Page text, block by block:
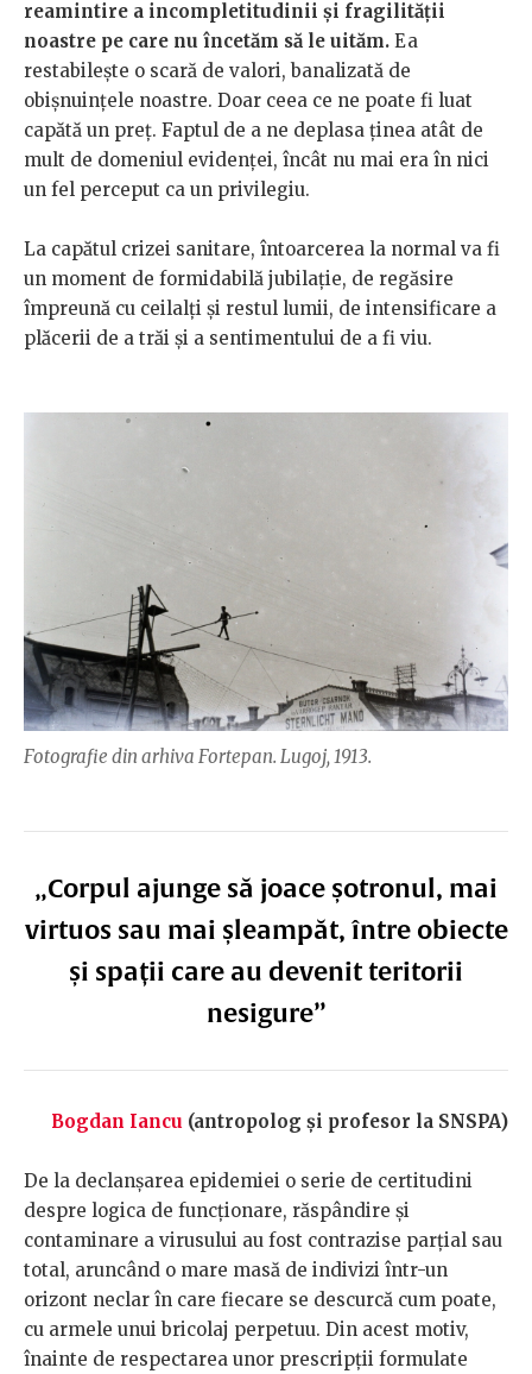
reamintire a incompletitudinii și fragilității
noastre pe care nu încetăm să le uităm. Ea
restabilește o scară de valori, banalizată de
obișnuințele noastre. Doar ceea ce ne poate fi luat
capătă un preț. Faptul de a ne deplasa ținea atât de
mult de domeniul evidenței, încât nu mai era în nici
un fel perceput ca un privilegiu.
La capătul crizei sanitare, întoarcerea la normal va fi
un moment de formidabilă jubilație, de regăsire
împreună cu ceilalți și restul lumii, de intensificare a
plăcerii de a trăi și a sentimentului de a fi viu.
Fotografie din arhiva Fortepan. Lugoj, 1913.
„Corpul ajunge să joace șotronul, mai
virtuos sau mai șleampăt, între obiecte
și spații care au devenit teritorii
nesigure”
Bogdan Iancu (antropolog și profesor la SNSPA)
De la declanșarea epidemiei o serie de certitudini
despre logica de funcționare, răspândire și
contaminare a virusului au fost contrazise parțial sau
total, aruncând o mare masă de indivizi într-un
orizont neclar în care fiecare se descurcă cum poate,
cu armele unui bricolaj perpetuu. Din acest motiv,
înainte de respectarea unor prescripții formulate